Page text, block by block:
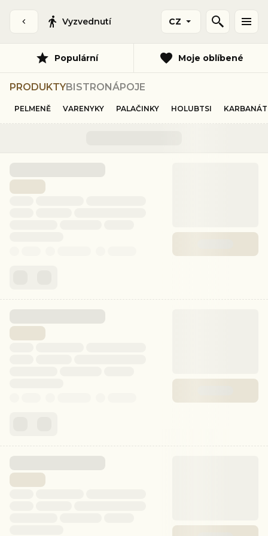
Vyzvednutí CZ
Populární Moje oblíbené
PRODUKTYBISTRONÁPOJE
PELMENĚ VARENYKY PALAČINKY HOLUBTSI